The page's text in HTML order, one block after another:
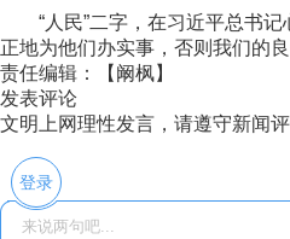
“人民”二字，在习近平总书记
正地为他们办实事，否则我们的
责任编辑：【阚枫】
发表评论
文明上网理性发言，请遵守新闻
登录